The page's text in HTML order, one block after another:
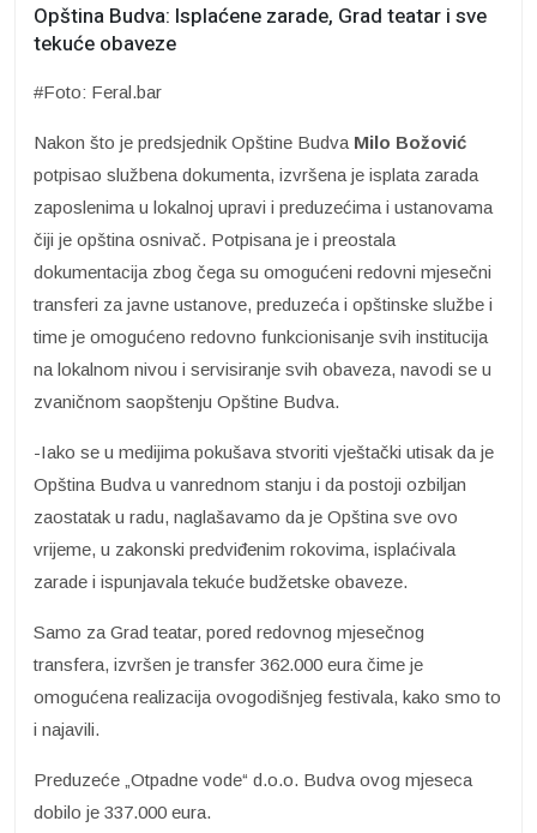
Opština Budva: Isplaćene zarade, Grad teatar i sve
tekuće obaveze
#Foto: Feral.bar
Nakon što je predsjednik Opštine Budva Milo Božović
potpisao službena dokumenta, izvršena je isplata zarada
zaposlenima u lokalnoj upravi i preduzećima i ustanovama
čiji je opština osnivač. Potpisana je i preostala
dokumentacija zbog čega su omogućeni redovni mjesečni
transferi za javne ustanove, preduzeća i opštinske službe i
time je omogućeno redovno funkcionisanje svih institucija
na lokalnom nivou i servisiranje svih obaveza, navodi se u
zvaničnom saopštenju Opštine Budva.
-Iako se u medijima pokušava stvoriti vještački utisak da je
Opština Budva u vanrednom stanju i da postoji ozbiljan
zaostatak u radu, naglašavamo da je Opština sve ovo
vrijeme, u zakonski predviđenim rokovima, isplaćivala
zarade i ispunjavala tekuće budžetske obaveze.
Samo za Grad teatar, pored redovnog mjesečnog
transfera, izvršen je transfer 362.000 eura čime je
omogućena realizacija ovogodišnjeg festivala, kako smo to
i najavili.
Preduzeće „Otpadne vode“ d.o.o. Budva ovog mjeseca
dobilo je 337.000 eura.